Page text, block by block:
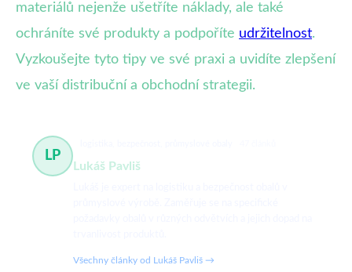
materiálů nejenže ušetříte náklady, ale také
ochráníte své produkty a podpoříte udržitelnost.
Vyzkoušejte tyto tipy ve své praxi a uvidíte zlepšení
ve vaší distribuční a obchodní strategii.
LP
Lukáš Pavliš
Všechny články od Lukáš Pavliš →